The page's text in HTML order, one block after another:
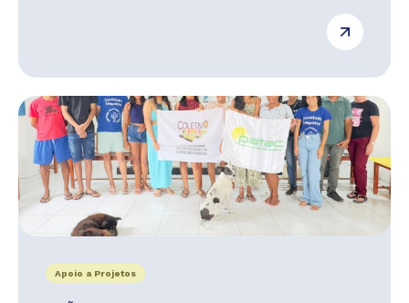
Apoio a Projetos